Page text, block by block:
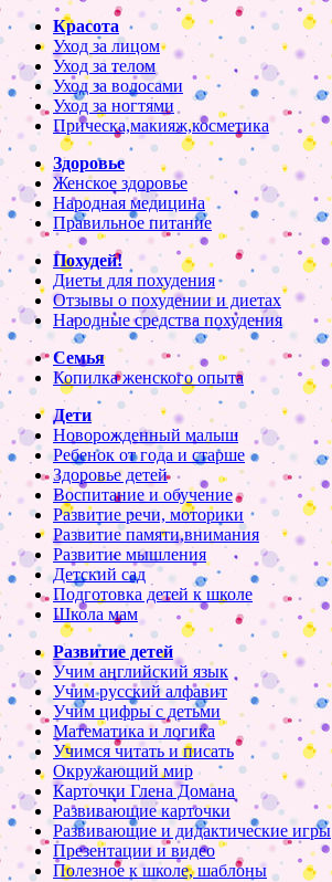
Красота
Уход за лицом
Уход за телом
Уход за волосами
Уход за ногтями
Прическа,макияж,косметика
Здоровье
Женское здоровье
Народная медицина
Правильное питание
Похудей!
Диеты для похудения
Отзывы о похудении и диетах
Народные средства похудения
Семья
Копилка женского опыта
Дети
Новорожденный малыш
Ребенок от года и старше
Здоровье детей
Воспитание и обучение
Развитие речи, моторики
Развитие памяти,внимания
Развитие мышления
Детский сад
Подготовка детей к школе
Школа мам
Развитие детей
Учим английский язык
Учим русский алфавит
Учим цифры с детьми
Математика и логика
Учимся читать и писать
Окружающий мир
Карточки Глена Домана
Развивающие карточки
Развивающие и дидактические игры
Презентации и видео
Полезное к школе, шаблоны